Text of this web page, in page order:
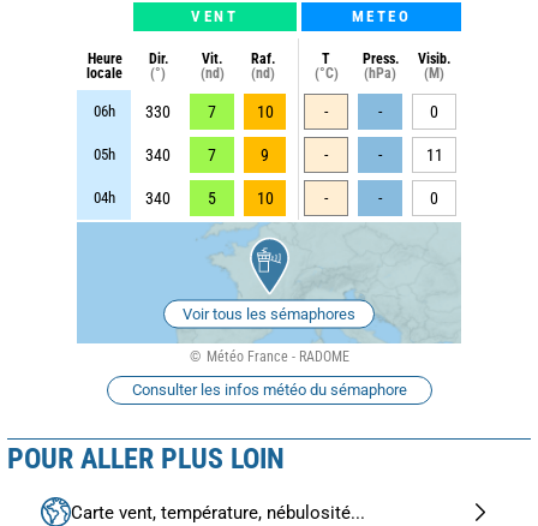
VENT METEO
Heure
locale
Dir.
(°)
Vit.
(nd)
Raf.
(nd)
T
(°C)
Press.
(hPa)
Visib.
(M)
06h 330 7 10 - - 0
05h 340 7 9 - - 11
04h 340 5 10 - - 0
Voir tous les sémaphores
Météo France - RADOME
Consulter les infos météo du sémaphore
POUR ALLER PLUS LOIN
Carte vent, température, nébulosité...